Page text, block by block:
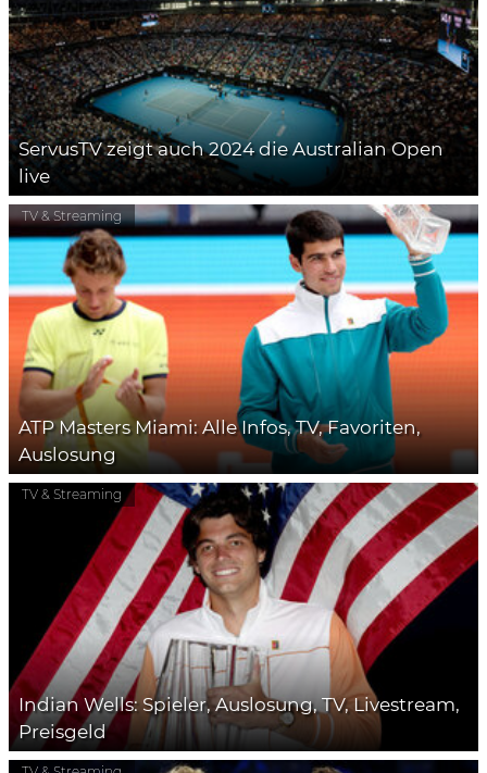
ServusTV zeigt auch 2024 die Australian Open
live
TV & Streaming
ATP Masters Miami: Alle Infos, TV, Favoriten,
Auslosung
TV & Streaming
Indian Wells: Spieler, Auslosung, TV, Livestream,
Preisgeld